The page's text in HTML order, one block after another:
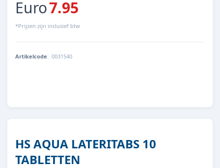
Euro7.95
*Prijzen zijn inclusief btw
Artikelcode: 0031540
HS AQUA LATERITABS 10
TABLETTEN